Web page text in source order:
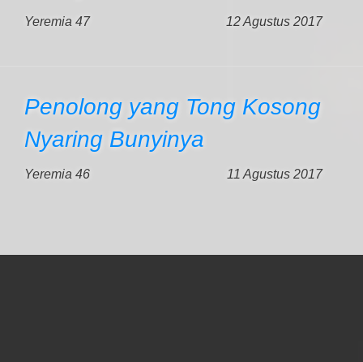
Yeremia 47 12 Agustus 2017
Penolong yang Tong Kosong
Nyaring Bunyinya
Yeremia 46 11 Agustus 2017